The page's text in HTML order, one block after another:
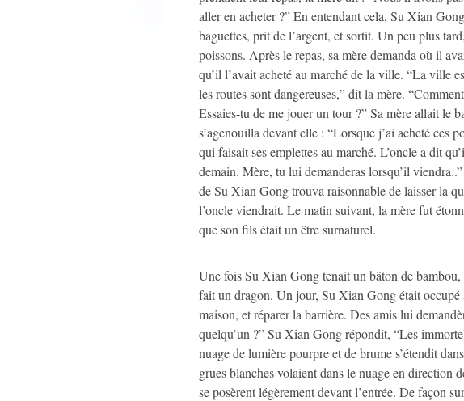
aller en acheter ?” En entendant cela, Su Xian
baguettes, prit de l’argent, et sortit. Un peu plus
poissons. Après le repas, sa mère demanda où il
qu’il l’avait acheté au marché de la ville. “La ville
les routes sont dangereuses,” dit la mère.
Essaies-tu de me jouer un tour ?” Sa mère allait le
s’agenouilla devant elle : “Lorsque j’ai acheté ces
qui faisait ses emplettes au marché. L’oncle a dit
demain. Mère, tu lui demanderas lorsqu’il
de Su Xian Gong trouva raisonnable de laisser la
l’oncle viendrait. Le matin suivant, la mère fut
que son fils était un être surnaturel.
Une fois Su Xian Gong tenait un bâton de
fait un dragon. Un jour, Su Xian Gong était occupé
maison, et réparer la barrière. Des amis lui
quelqu’un ?” Su Xian Gong répondit, “Les
nuage de lumière pourpre et de brume s’étendit
grues blanches volaient dans le nuage en direction
se posèrent légèrement devant l’entrée. De façon